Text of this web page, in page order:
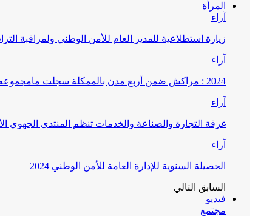
المرأة
آراء
زيارة استطلاعية للمدير العام للأمن الوطني ولمراقبة
آراء
2024 : مراكش ضمن أربع مدن بالممكلة سجلت مامجموعه 656 قضية تتعلق بغسيل الأموال
آراء
غرفة التجارة والصناعة والخدمات تنظم المنتدى
آراء
الحصيلة السنوية للإدارة العامة للأمن الوطني 2024
السابق التالي
فيديو
مجتمع